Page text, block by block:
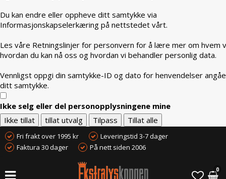
Du kan endre eller oppheve ditt samtykke via
Informasjonskapselerkæring på nettstedet vårt.
Les våre Retningslinjer for personvern for å lære mer om hvem
hvordan du kan nå oss og hvordan vi behandler personlig data.
Vennligst oppgi din samtykke-ID og dato for henvendelser
ditt samtykke.
Ikke selg eller del personopplysningene mine
Ikke tillat
tillat utvalg Tilpass Tillat alle
Fri frakt over 1995 kr
Leveringstid 3-7 dager
Faktura 30 dager
På nett siden 2006
0